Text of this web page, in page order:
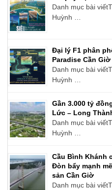
Danh mục bài
Huỳnh …
Đại lý F1 phân
Paradise Cần Giờ
Danh mục bài
Huỳnh …
Gần 3.000 tỷ
Lức – Long
Danh mục bài
Huỳnh …
Cầu Bình Khánh
Đòn bẩy mạnh
sản Cần Giờ
Danh mục bài